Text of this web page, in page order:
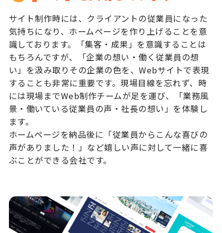
サイト制作時には、クライアントの従業員になった
気持ちになり、ホームページを作り上げることを意
識しております。「集客・成果」を意識することは
もちろんですが、「企業の想い・働く従業員の想
い」を汲み取りその企業の色を、Webサイトで表現
することも非常に重要です。現場目線を忘れず、時
には現場までWeb制作チームが足を運び、「業務風
景・働いている従業員の声・社長の想い」を体験し
ます。
ホームページを納品後に「従業員からこんな喜びの
声がありました！」など嬉しい声に対して一緒に喜
ぶことができる会社です。